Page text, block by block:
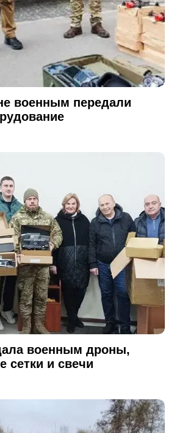
военным передали
военным дроны,
сетки и свечи